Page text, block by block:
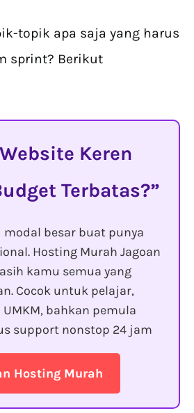
topik apa saja yang harus
sprint? Berikut
Keren
Terbatas?
modal besar buat punya
Hosting Murah Jagoan
kamu semua yang
Cocok untuk pelajar,
UMKM, bahkan pemula
support nonstop 24 jam
Hosting Murah